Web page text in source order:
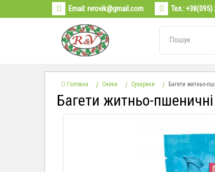
Email:rvrovik@gmail.com Тел.:+38(095)
Головна Снеки Сухарики Багети житньо-
Багети житньо-